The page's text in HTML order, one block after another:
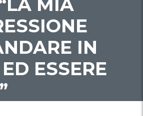
MIA
IN
ESSERE